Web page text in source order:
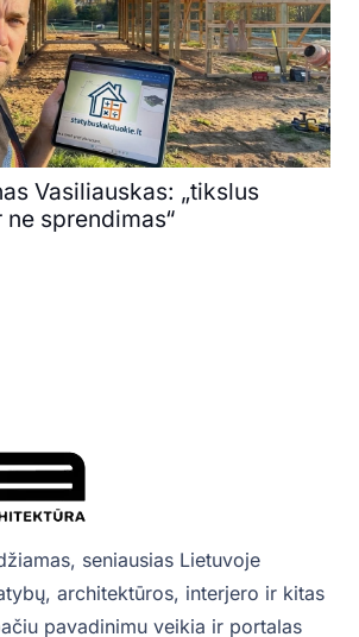
Vasiliauskas: „tikslus
sprendimas“
seniausias Lietuvoje
architektūros, interjero ir kitas
pavadinimu veikia ir portalas